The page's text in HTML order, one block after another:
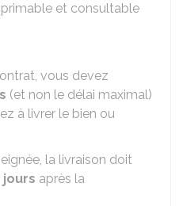
et consultable
vous devez
(et non le délai maximal)
à livrer le bien ou
la livraison doit
jours après la